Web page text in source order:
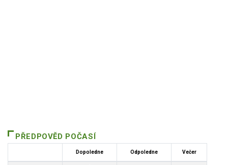
PŘEDPOVĚD POČASÍ
Dopoledne Odpoledne Večer